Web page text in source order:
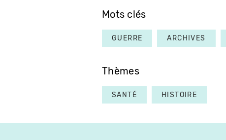
Mots clés
GUERRE ARCHIVES
Thèmes
SANTÉ HISTOIRE